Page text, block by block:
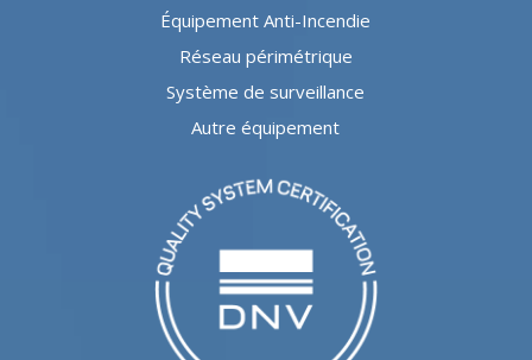
Équipement Anti-Incendie
Réseau périmétrique
Système de surveillance
Autre équipement